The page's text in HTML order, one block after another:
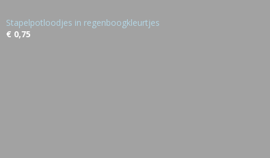
Stapelpotloodjes in regenboogkleurtjes
€ 0,75